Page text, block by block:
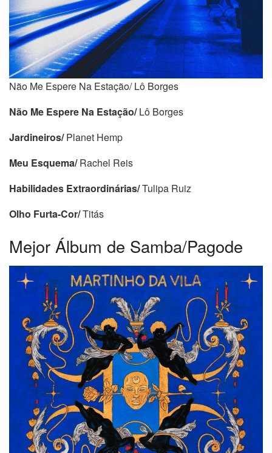
Não Me Espere Na Estação/ Lô Borges
Não Me Espere Na Estação/Lô Borges
Jardineiros/Planet Hemp
Meu Esquema/Rachel Reis
Habilidades Extraordinárias/Tulipa Ruiz
Olho Furta-Cor/Titás
Mejor Álbum de Samba/Pagode